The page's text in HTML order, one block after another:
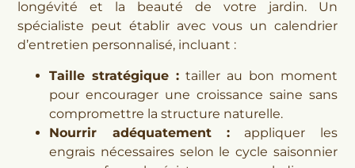
longévité et la beauté de votre jardin. Un
spécialiste peut établir avec vous un calendrier
d’entretien personnalisé, incluant :
Taille stratégique : tailler au bon moment
pour encourager une croissance saine sans
compromettre la structure naturelle.
Nourrir adéquatement : appliquer les
engrais nécessaires selon le cycle saisonnier